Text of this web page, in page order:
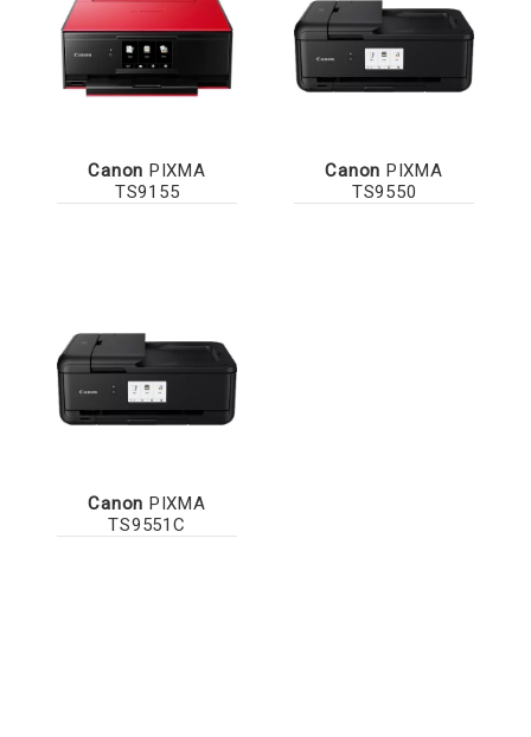
Canon PIXMA
TS9155
Canon PIXMA
TS9550
Canon PIXMA
TS9551C